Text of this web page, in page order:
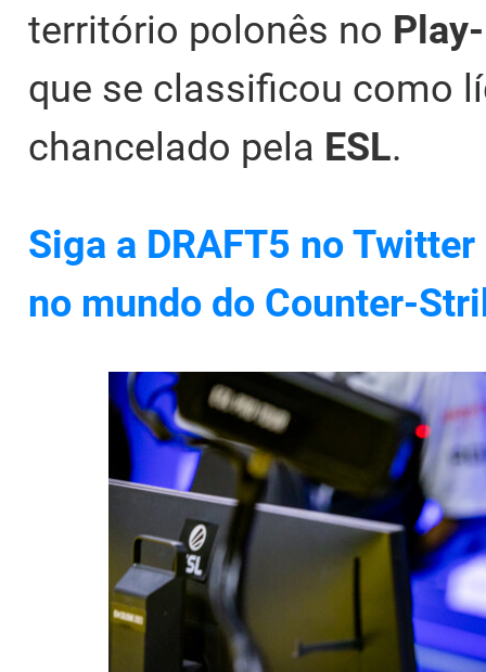
território polonês no
que se classificou como
chancelado pela ESL.
Siga a DRAFT5 no
no mundo do Counter-